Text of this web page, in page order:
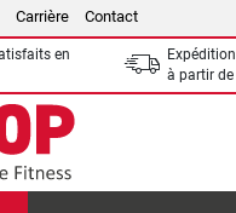
Carrière Contact
en
à partir de